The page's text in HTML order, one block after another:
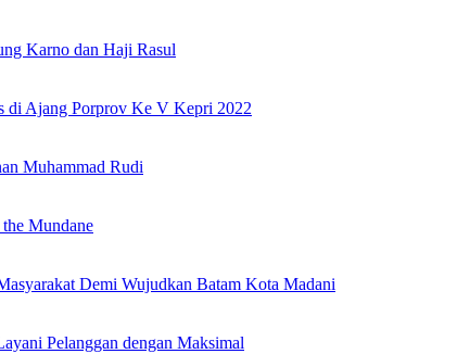
Karno dan Haji Rasul
di Ajang Porprov Ke V Kepri 2022
Muhammad Rudi
Mundane
Demi Wujudkan Batam Kota Madani
Pelanggan dengan Maksimal